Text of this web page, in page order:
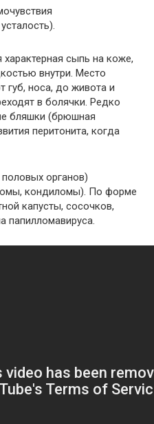
характерная сыпь на коже,
внутри. Место
губ, носа, до живота и
в болячки. Редко
бляшки (брюшная
перитонита, когда
органов)
кондиломы). По форме
капусты, сосочков,
папилломавируса.